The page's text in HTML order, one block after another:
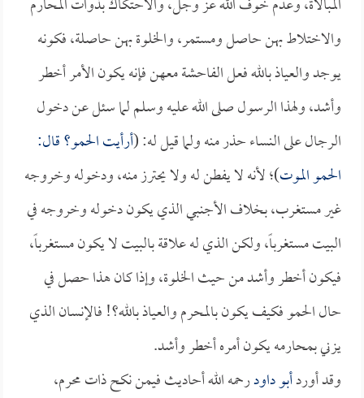
والاختلاط بهن حاصل ومستمر، والخلوة بهن حاصلة، فكونه
يوجد والعياذ بالله فعل الفاحشة معهن فإنه يكون الأمر أخطر
وأشد، ولهذا الرسول صلى الله عليه وسلم لما سئل عن دخول
الرجال على النساء حذر منه ولما قيل له: (أرأيت الحمو؟ قال:
الحمو الموت)؛ لأنه لا يفطن له ولا يحترز منه، ودخوله وخروجه
غير مستغرب، بخلاف الأجنبي الذي يكون دخوله وخروجه في
البيت مستغرباً، ولكن الذي له علاقة بالبيت لا يكون مستغرباً،
فيكون أخطر وأشد من حيث الخلوة، وإذا كان هذا حصل في
حال الحمو فكيف يكون بالمحرم والعياذ بالله؟! فالإنسان الذي
يزني بمحارمه يكون أمره أخطر وأشد.
وقد أوردأبو داودرحمه الله أحاديث فيمن نكح ذات محرم،